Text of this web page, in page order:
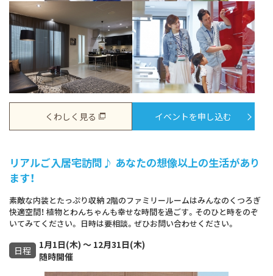
くわしく見る イベントを申し込む
リアルご入居宅訪問♪ あなたの想像以上の生活があり
ます！
素敵な内装とたっぷり収納 2階のファミリールームはみんなのくつろぎ
快適空間！ 植物とわんちゃんも幸せな時間を過ごす。そのひと時をのぞ
いてみてください。 日時は要相談。ぜひお問い合わせください。
日程
1月1日(木) ～ 12月31日(木)
随時開催